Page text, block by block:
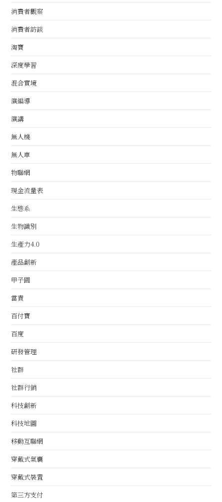
消費者觀察
消費者訪談
淘寶
深度學習
混合實境
演編導
演講
無人機
無人車
物聯網
現金流量表
生態系
生物識別
生產力4.0
產品創新
甲子園
當責
百付寶
百度
研發管理
社群
社群行銷
科技創新
科技地圖
移動互聯網
穿戴式氣囊
穿戴式裝置
第三方支付